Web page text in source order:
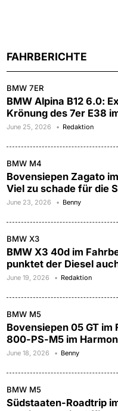
FAHRBERICHTE
BMW 7ER
BMW Alpina B12 6.0:
Krönung des 7er E38
June 25, 2026 Redaktion
BMW M4
Bovensiepen Zagato
Viel zu schade für die
June 23, 2026 Benny
BMW X3
BMW X3 40d im
punktet der Diesel
June 19, 2026 Redaktion
BMW M5
Bovensiepen 05 GT im
800-PS-M5 im
June 18, 2026 Benny
BMW M5
Südstaaten-Roadtrip